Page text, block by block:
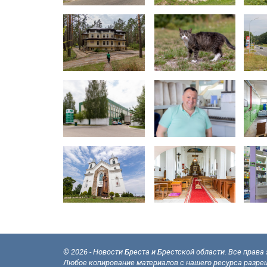
© 2026 - Новости Бреста и Брестской области. Все
Любое копирование материалов с нашего ресурса